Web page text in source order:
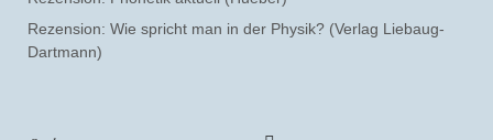
Rezension: Wie spricht man in der Physik? (Verlag Liebaug-
Dartmann)